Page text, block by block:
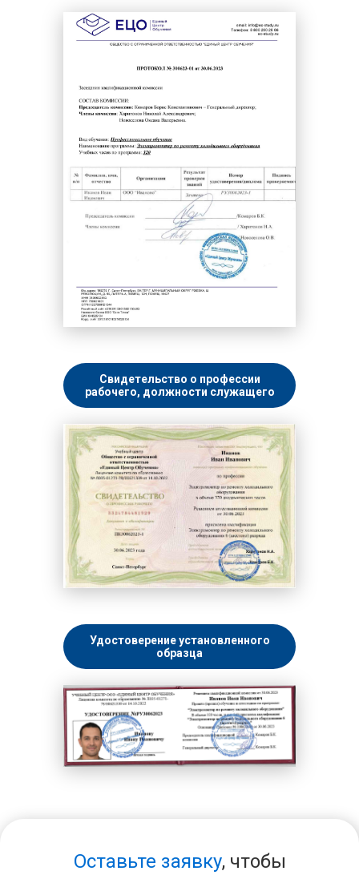
Свидетельство о профессии
рабочего, должности служащего
Удостоверение установленного
образца
Оставьте заявку, чтобы